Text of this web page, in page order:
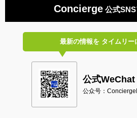
Concierge公式SNS
最新の情報をタイムリー
公式WeChat
公众号：